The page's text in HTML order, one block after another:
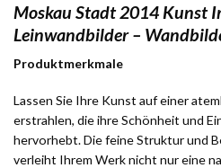
Moskau Stadt 2014 Kunst
Leinwandbilder –
Produktmerkmale
Lassen Sie Ihre Kunst auf einer
erstrahlen, die ihre Schönheit und
hervorhebt. Die feine Struktur und
verleiht Ihrem Werk nicht nur eine